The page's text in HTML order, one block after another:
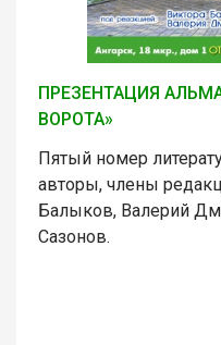
ПРЕЗЕНТАЦИЯ
ВОРОТА»
Пятый номер
авторы, члены
Балыков, Валерий
Сазонов.